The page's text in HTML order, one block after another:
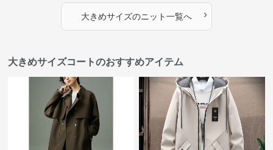
りニット
大きめサイズのニット一覧へ ›
大きめサイズコートのおすすめアイテム